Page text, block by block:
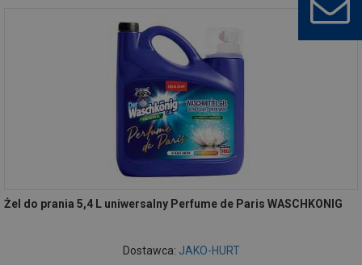
Żel do prania 5,4 L uniwersalny Perfume de Paris WASCHKONIG
Dostawca: JAKO-HURT